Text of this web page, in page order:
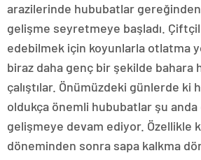
arazilerinde hububatlar
gelişme seyretmeye başladı.
edebilmek için koyunlarla otlatma
biraz daha genç bir şekilde bahara
çalıştılar. Önümüzdeki günlerde ki
oldukça önemli hububatlar şu anda
gelişmeye devam ediyor. Özellikle
döneminden sonra sapa kalkma